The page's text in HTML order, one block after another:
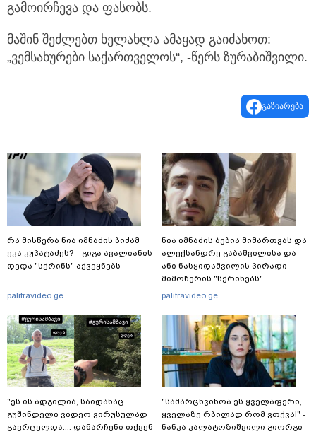
გამოირჩევა და ფასობს.
მაშინ შეძლებთ ხელახლა ამაყად გაიძახოთ:
„ვემსახურები საქართველოს“, -წერს ზურაბიშვილი.
გაზიარება
რა მისწერა ნია იმნაძის ბიძამ
ეკა კუპატაძეს? - გიგა ავალიანის
დედა "სქრინს" აქვეყნებს
palitravideo.ge
"ეს ის ადგილია, საიდანაც
გუშინდელი ვიდეო ვირუსულად
გავრცელდა.... დანარჩენი თქვენ
ნია იმნაძის ბებია მიმართვას და
ალექსანდრე გაბაშვილისა და
ანი ნასყიდაშვილის პირადი
მიმოწერის "სქრინებს"
ავრცელებს
palitravideo.ge
"სა­მარ­ცხვი­ნოა ეს ყვე­ლა­ფე­რი,
ყვე­ლა­ზე რბი­ლად რომ ვთქვა!" -
ნანკა კალატოზიშვილი გიორგი